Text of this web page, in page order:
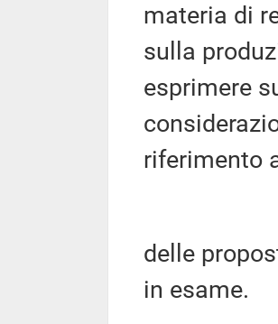
materia di
sulla
esprimere
riferimento
delle
in esame.